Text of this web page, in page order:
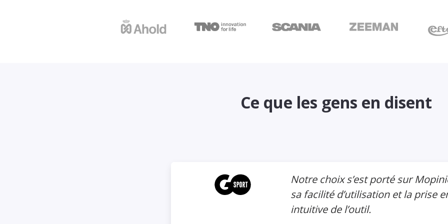
Ce que les gens en disent
Notre choix s’est porté sur Mopinion pour
sa facilité d’utilisation et la prise en main
intuitive de l’outil.